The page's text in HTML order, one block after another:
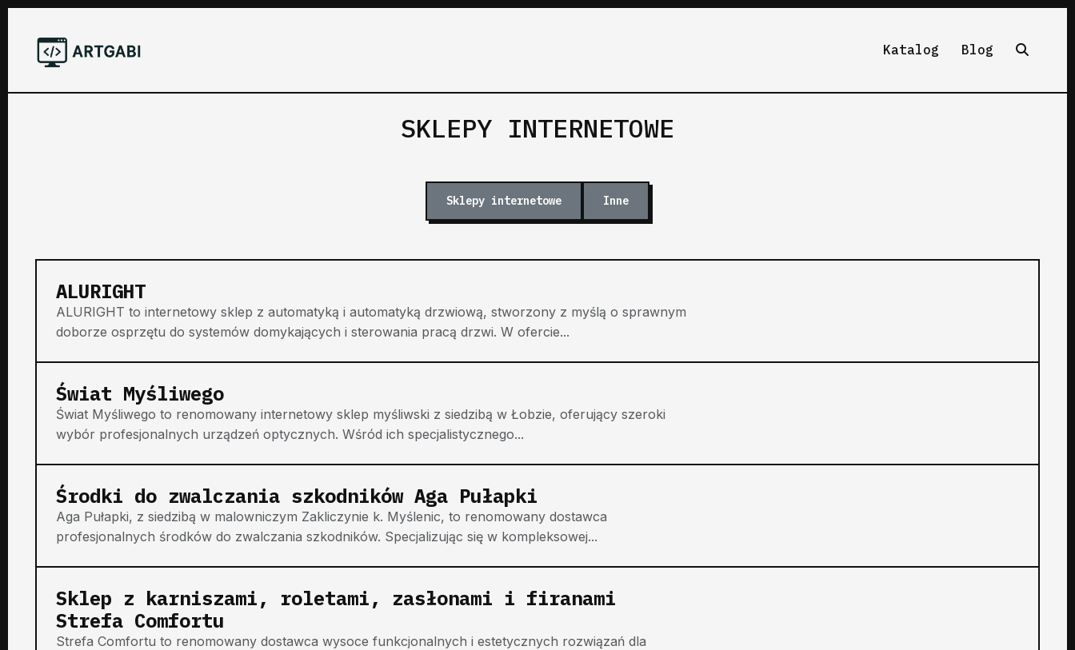
Katalog Blog
SKLEPY INTERNETOWE
Sklepy internetowe Inne
ALURIGHT
ALURIGHT to internetowy sklep z automatyką i automatyką drzwiową, stworzony z myślą o sprawnym
doborze osprzętu do systemów domykających i sterowania pracą drzwi. W ofercie...
Świat Myśliwego
Świat Myśliwego to renomowany internetowy sklep myśliwski z siedzibą w Łobzie, oferujący szeroki
wybór profesjonalnych urządzeń optycznych. Wśród ich specjalistycznego...
Środki do zwalczania szkodników Aga Pułapki
Aga Pułapki, z siedzibą w malowniczym Zakliczynie k. Myślenic, to renomowany dostawca
profesjonalnych środków do zwalczania szkodników. Specjalizując się w kompleksowej...
Sklep z karniszami, roletami, zasłonami i firanami
Strefa Comfortu
Strefa Comfortu to renomowany dostawca wysoce funkcjonalnych i estetycznych rozwiązań dla